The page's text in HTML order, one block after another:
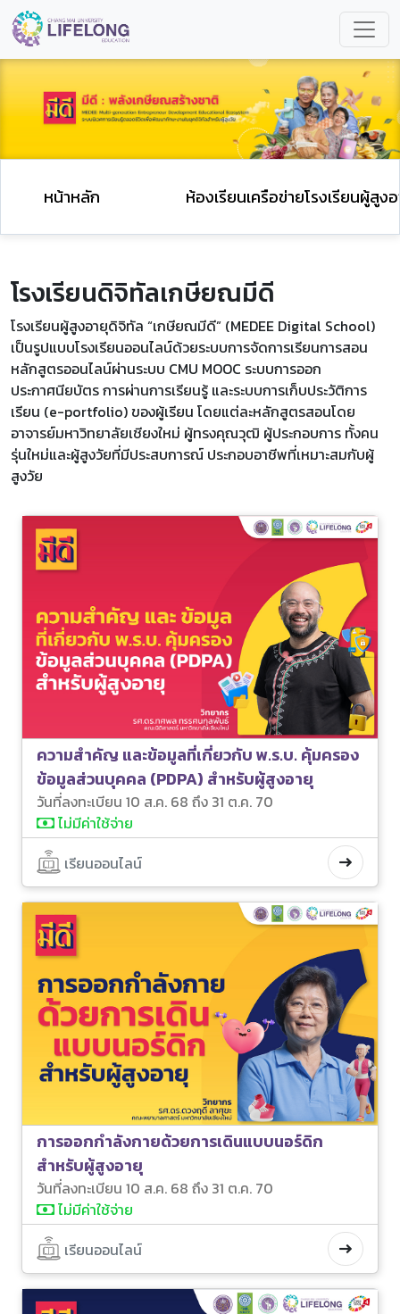
หน้าหลัก ห้องเรียนเครือข่ายโรงเรียนผู้สูง
โรงเรียนดิจิทัลเกษียณมีดี
โรงเรียนผู้สูงอายุดิจิทัล “เกษียณมีดี” (MEDEE Digital School)
เป็นรูปแบบโรงเรียนออนไลน์ด้วยระบบการจัดการเรียนการสอน
หลักสูตรออนไลน์ผ่านระบบ CMU MOOC ระบบการออก
ประกาศนียบัตร การผ่านการเรียนรู้ และระบบการเก็บประวัติการ
เรียน (e-portfolio) ของผู้เรียน โดยแต่ละหลักสูตรสอนโดย
อาจารย์มหาวิทยาลัยเชียงใหม่ ผู้ทรงคุณวุฒิ ผู้ประกอบการ ทั้งคน
รุ่นใหม่และผู้สูงวัยที่มีประสบการณ์ ประกอบอาชีพที่เหมาะสมกับผู้
สูงวัย
ความสำคัญ และข้อมูลที่เกี่ยวกับ พ.ร.บ. คุ้มครอง
ข้อมูลส่วนบุคคล (PDPA) สำหรับผู้สูงอายุ
วันที่ลงทะเบียน 10 ส.ค. 68 ถึง 31 ต.ค. 70
ไม่มีค่าใช้จ่าย
เรียนออนไลน์
การออกกำลังกายด้วยการเดินแบบนอร์ดิก
สำหรับผู้สูงอายุ
วันที่ลงทะเบียน 10 ส.ค. 68 ถึง 31 ต.ค. 70
ไม่มีค่าใช้จ่าย
เรียนออนไลน์